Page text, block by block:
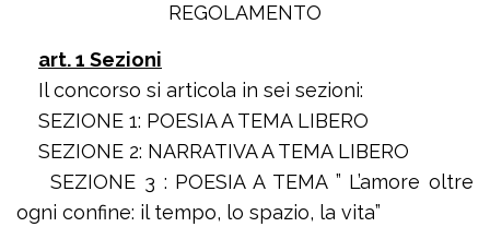
REGOLAMENTO
art. 1 Sezioni
Il concorso si articola in sei sezioni:
SEZIONE 1: POESIA A TEMA LIBERO
SEZIONE 2: NARRATIVA A TEMA LIBERO
SEZIONE 3 : POESIA A TEMA ” L’amore oltre
ogni confine: il tempo, lo spazio, la vita”